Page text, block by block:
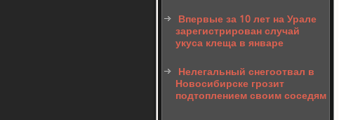
Впервые за 10 лет на Урале
зарегистрирован случай
укуса клеща в январе
Нелегальный снегоотвал в
Новосибирске грозит
подтоплением своим соседям